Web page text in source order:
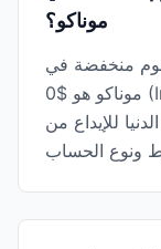
موناكو؟
منخفضة في
موناكو هو $0 (Interactive Brokers). تتراوح الحدود
الدنيا للإيداع من ${minDeposit} إلى $0 حسب